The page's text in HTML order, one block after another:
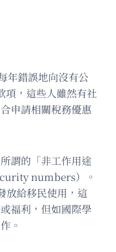
年錯誤地向沒有公
項，這些人雖然有社
申請相關稅務優惠
謂的「非工作用途
numbers）。
放給移民使用，這
福利，但如國際學
。